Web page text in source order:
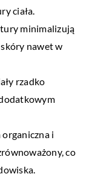
ciała.
minimalizują
nawet w
rzadko
i
co